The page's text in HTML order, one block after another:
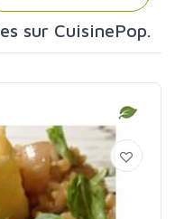
sur CuisinePop.